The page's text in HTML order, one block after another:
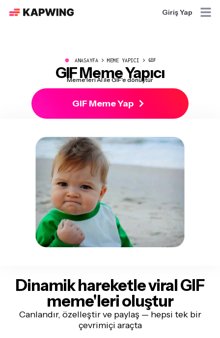
Giriş Yap
● ANASAYFA MEME YAPICI GIF
GIF Meme Yapıcı
Meme'leri AI ile GIF'e dönüştür
GIF Meme Yap
Dinamik hareketle viral GIF
meme'leri oluştur
Canlandır, özelleştir ve paylaş — hepsi tek bir
çevrimiçi araçta